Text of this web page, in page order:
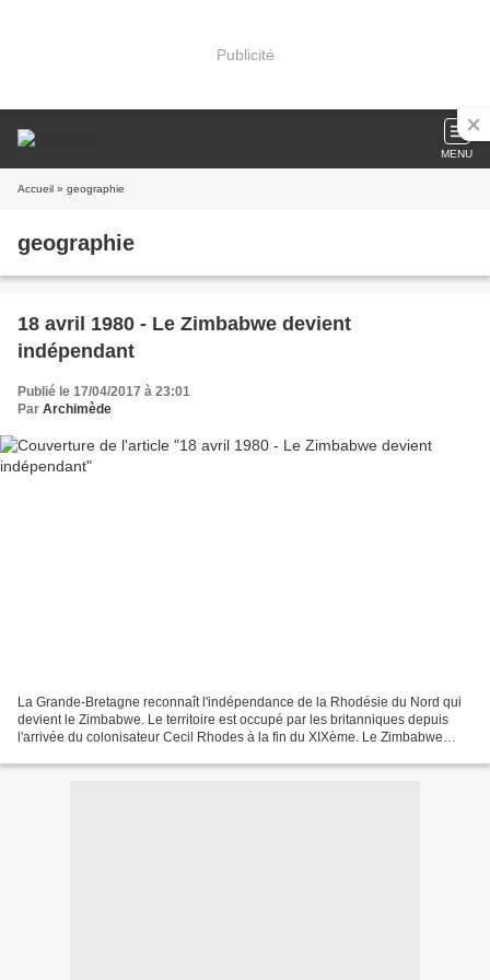
Publicité
MENU
Accueil » geographie
geographie
18 avril 1980 - Le Zimbabwe devient
indépendant
Publié le 17/04/2017 à 23:01
Par Archimède
La Grande-Bretagne reconnaît l'indépendance de la Rhodésie du Nord qui
devient le Zimbabwe. Le territoire est occupé par les britanniques depuis
l'arrivée du colonisateur Cecil Rhodes à la fin du XIXème. Le Zimbabwe